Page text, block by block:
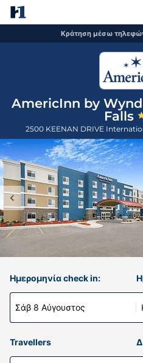
Κράτηση μέσω
AmericInn by
Falls
2500 KEENAN DRIVE
Ημερομηνία check in:
Σάβ 8 Αύγουστος
Travellers